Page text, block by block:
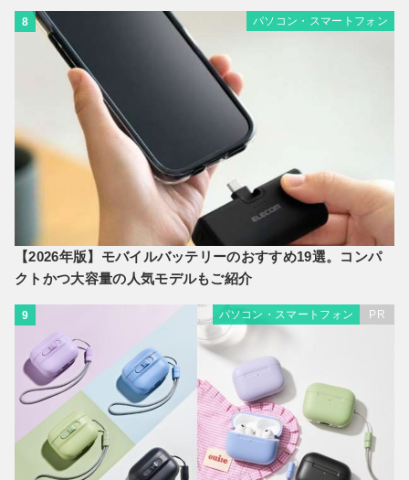
8 パソコン・スマートフォン
【2026年版】モバイルバッテリーのおすすめ19選。コンパ
クトかつ大容量の人気モデルもご紹介
9 パソコン・スマートフォン PR